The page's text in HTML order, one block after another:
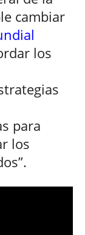
cambiar
los
para
los